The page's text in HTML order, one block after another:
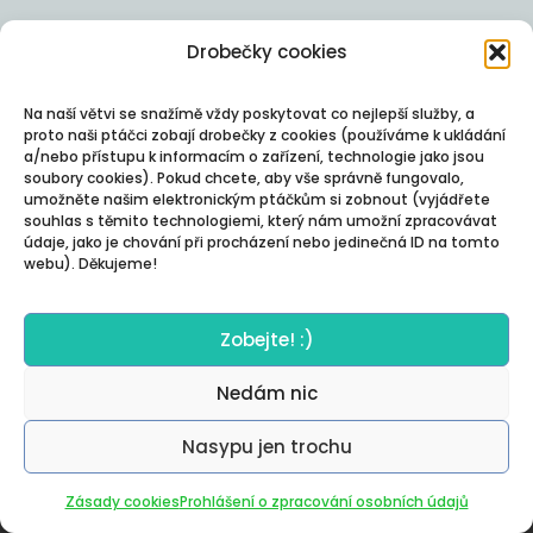
Drobečky cookies
Na naší větvi se snažímě vždy poskytovat co nejlepší služby, a
proto naši ptáčci zobají drobečky z cookies (používáme k ukládání
a/nebo přístupu k informacím o zařízení, technologie jako jsou
soubory cookies). Pokud chcete, aby vše správně fungovalo,
umožněte našim elektronickým ptáčkům si zobnout (vyjádřete
souhlas s těmito technologiemi, který nám umožní zpracovávat
údaje, jako je chování při procházení nebo jedinečná ID na tomto
webu). Děkujeme!
Zobejte! :)
Nedám nic
Nasypu jen trochu
Zásady cookiesProhlášení o zpracování osobních údajů
Autor:Posterity